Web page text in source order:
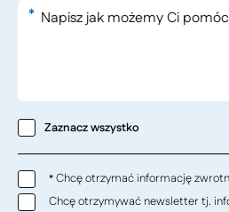
*
Zaznacz wszystko
*Chcę otrzymać informację
Chcę otrzymywać newsletter tj.